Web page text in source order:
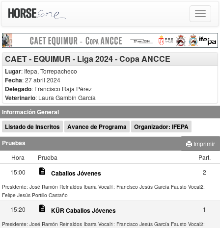
Toggle
CAET - EQUIMUR - Liga 2024 - Copa ANCCE
Lugar: Ifepa, Torrepacheco
Fecha: 27 abril 2024
Delegado: Francisco Raja Pérez
Veterinario: Laura Gambín García
Información General
Listado de Inscritos
Avance de Programa
Organizador: IFEPA
Pruebas
Imprimir
Hora
Prueba
Part.
15:00
description Caballos Jóvenes 2
Presidente: José Ramón Reinaldos Ibarra Vocal1: Francisco Jesús García Fausto Vocal2:
Felipe Jesús Portillo Castaño
15:20 description KÜR Caballos Jóvenes 1
Presidente: José Ramón Reinaldos Ibarra Vocal1: Francisco Jesús García Fausto Vocal2: